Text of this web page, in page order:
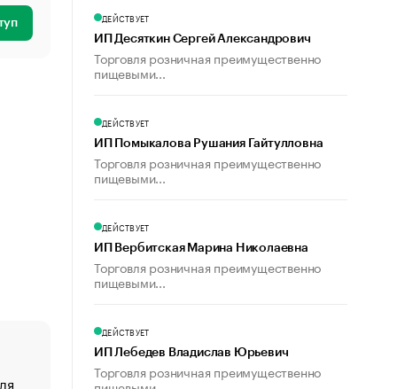
«От спорта тело стареет иначе». Как живет глава
ДЕЙСТВУЕТ
ИП Десяткин Сергей Александрович
Торговля розничная преимущественно
пищевыми...
ДЕЙСТВУЕТ
ИП Помыкалова Рушания Гайтулловна
Торговля розничная преимущественно
пищевыми...
ДЕЙСТВУЕТ
ИП Вербитская Марина Николаевна
Торговля розничная преимущественно
пищевыми...
ДЕЙСТВУЕТ
ИП Лебедев Владислав Юрьевич
Торговля розничная преимущественно